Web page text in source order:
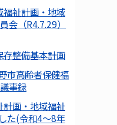
祉計画・地域
会（R4.7.29）
整備基本計画
市高齢者保健福
事録
画・地域福祉
た(令和4～8年